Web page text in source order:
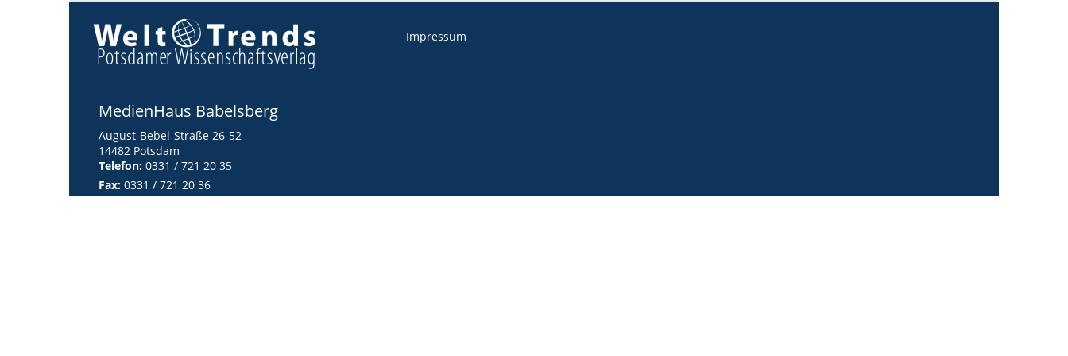
MedienHaus Babelsberg
August-Bebel-Straße 26-52
14482 Potsdam
Telefon: 0331 / 721 20 35
Fax: 0331 / 721 20 36
Impressum